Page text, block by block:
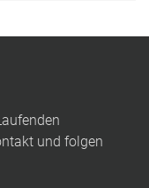
und folgen